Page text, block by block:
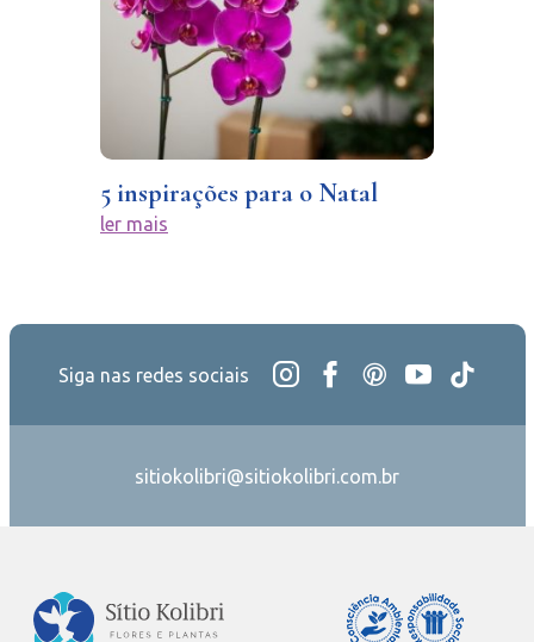
5 inspirações para o Natal
ler mais
Siga nas redes sociais
sitiokolibri@sitiokolibri.com.br